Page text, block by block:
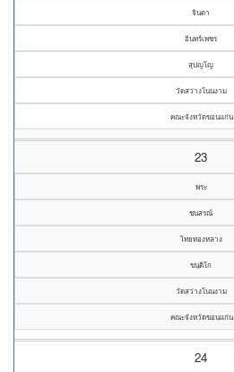
จินดา
อินทร์เพชร
สุปญโญ
วัดสว่างโนนงาม
คณะจังหวัดขอนแก่น
23
พระ
ชนสรณ์
ไทยทองหลาง
ขนฺติโก
วัดสว่างโนนงาม
คณะจังหวัดขอนแก่น
24